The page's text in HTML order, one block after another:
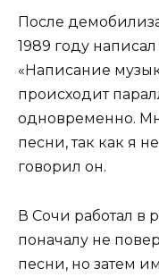
После
1989 году
«Написание
происходит
одновременно.
песни, так как я
говорил он.
В Сочи работал в
поначалу не
песни, но затем